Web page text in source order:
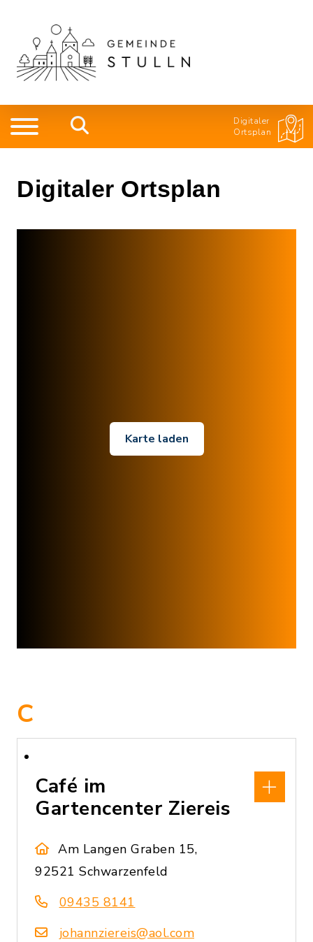
Digitaler
Ortsplan
Digitaler Ortsplan
Karte laden
C
Café im
Gartencenter Ziereis
Am Langen Graben 15,
92521 Schwarzenfeld
09435 8141
johannziereis@aol.com